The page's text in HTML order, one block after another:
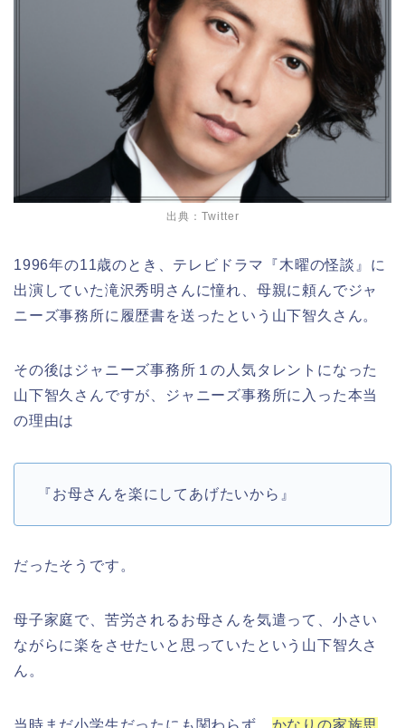
出典：Twitter
1996年の11歳のとき、テレビドラマ『木曜の怪談』に
出演していた滝沢秀明さんに憧れ、母親に頼んでジャ
ニーズ事務所に履歴書を送ったという山下智久さん。
その後はジャニーズ事務所１の人気タレントになった
山下智久さんですが、ジャニーズ事務所に入った本当
の理由は
『お母さんを楽にしてあげたいから』
だったそうです。
母子家庭で、苦労されるお母さんを気遣って、小さい
ながらに楽をさせたいと思っていたという山下智久さ
ん。
当時まだ小学生だったにも関わらず、 かなりの家族思